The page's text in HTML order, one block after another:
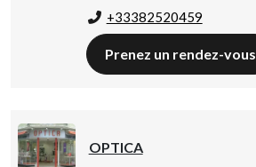
+33382520459
Prenez un rendez-vous
OPTICA